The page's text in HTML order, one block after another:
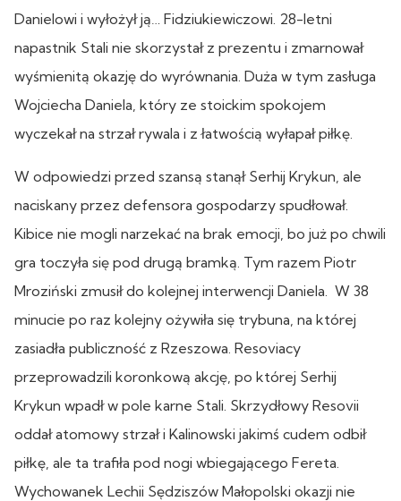
Danielowi i wyłożył ją… Fidziukiewiczowi. 28-letni
napastnik Stali nie skorzystał z prezentu i zmarnował
wyśmienitą okazję do wyrównania. Duża w tym zasługa
Wojciecha Daniela, który ze stoickim spokojem
wyczekał na strzał rywala i z łatwością wyłapał piłkę.
W odpowiedzi przed szansą stanął Serhij Krykun, ale
naciskany przez defensora gospodarzy spudłował.
Kibice nie mogli narzekać na brak emocji, bo już po chwili
gra toczyła się pod drugą bramką. Tym razem Piotr
Mroziński zmusił do kolejnej interwencji Daniela. W 38
minucie po raz kolejny ożywiła się trybuna, na której
zasiadła publiczność z Rzeszowa. Resoviacy
przeprowadzili koronkową akcję, po której Serhij
Krykun wpadł w pole karne Stali. Skrzydłowy Resovii
oddał atomowy strzał i Kalinowski jakimś cudem odbił
piłkę, ale ta trafiła pod nogi wbiegającego Fereta.
Wychowanek Lechii Sędziszów Małopolski okazji nie